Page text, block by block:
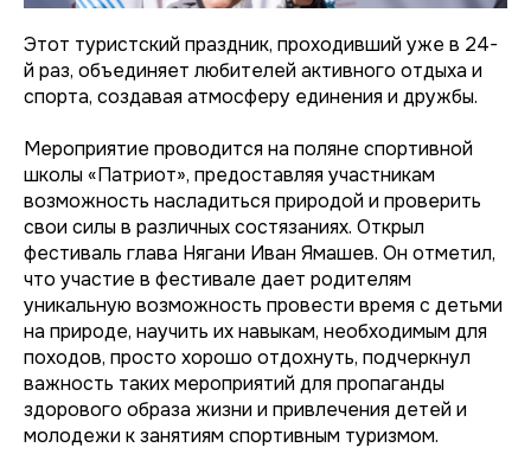
Этот туристский праздник, проходивший уже в 24-
й раз, объединяет любителей активного отдыха и
спорта, создавая атмосферу единения и дружбы.
Мероприятие проводится на поляне спортивной
школы «Патриот», предоставляя участникам
возможность насладиться природой и проверить
свои силы в различных состязаниях. Открыл
фестиваль глава Нягани Иван Ямашев. Он отметил,
что участие в фестивале дает родителям
уникальную возможность провести время с детьми
на природе, научить их навыкам, необходимым для
походов, просто хорошо отдохнуть, подчеркнул
важность таких мероприятий для пропаганды
здорового образа жизни и привлечения детей и
молодежи к занятиям спортивным туризмом.